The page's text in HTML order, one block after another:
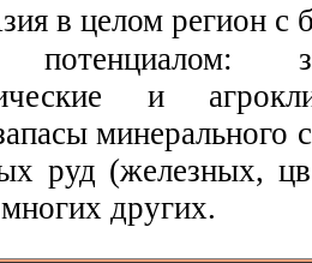
в целом регион с
и
минерального
руд (железных,
других.